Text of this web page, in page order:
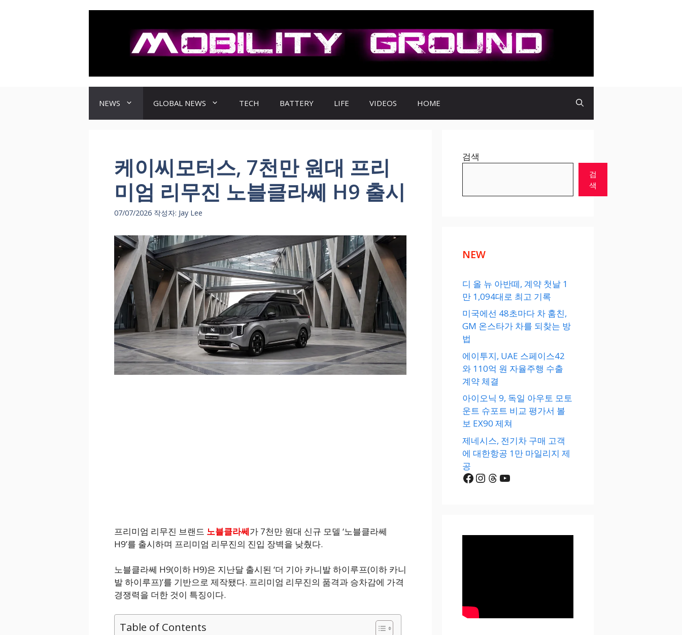
NEWS GLOBAL NEWS TECH BATTERY LIFE VIDEOS HOME
케이씨모터스, 7천만 원대 프리
미엄 리무진 노블클라쎄 H9 출시
07/07/2026 작성자: Jay Lee
프리미엄 리무진 브랜드 노블클라쎄가 7천만 원대 신규 모델 ‘노블클라쎄
H9’를 출시하며 프리미엄 리무진의 진입 장벽을 낮췄다.
노블클라쎄 H9(이하 H9)은 지난달 출시된 ‘더 기아 카니발 하이루프(이하 카니
발 하이루프)’를 기반으로 제작됐다. 프리미엄 리무진의 품격과 승차감에 가격
경쟁력을 더한 것이 특징이다.
Table of Contents
검색
검
색
NEW
디 올 뉴 아반떼, 계약 첫날 1
만 1,094대로 최고 기록
미국에선 48초마다 차 훔친,
GM 온스타가 차를 되찾는 방
법
에이투지, UAE 스페이스42
와 110억 원 자율주행 수출
계약 체결
아이오닉 9, 독일 아우토 모토
운트 슈포트 비교 평가서 볼
보 EX90 제쳐
제네시스, 전기차 구매 고객
에 대한항공 1만 마일리지 제
공
Facebook
Instagram
Threads
YouTube